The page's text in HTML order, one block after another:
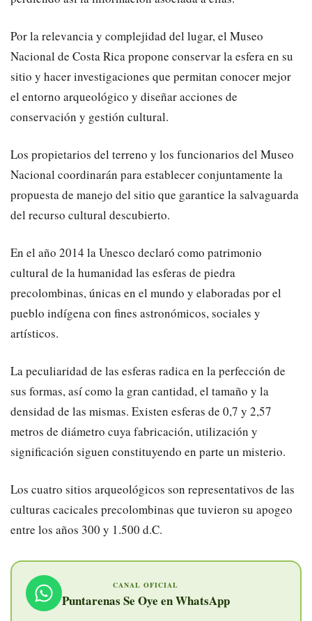
Por la relevancia y complejidad del lugar, el Museo
Nacional de Costa Rica propone conservar la esfera en su
sitio y hacer investigaciones que permitan conocer mejor
el entorno arqueológico y diseñar acciones de
conservación y gestión cultural.
Los propietarios del terreno y los funcionarios del Museo
Nacional coordinarán para establecer conjuntamente la
propuesta de manejo del sitio que garantice la salvaguarda
del recurso cultural descubierto.
En el año 2014 la Unesco declaró como patrimonio
cultural de la humanidad las esferas de piedra
precolombinas, únicas en el mundo y elaboradas por el
pueblo indígena con fines astronómicos, sociales y
artísticos.
La peculiaridad de las esferas radica en la perfección de
sus formas, así como la gran cantidad, el tamaño y la
densidad de las mismas. Existen esferas de 0,7 y 2,57
metros de diámetro cuya fabricación, utilización y
significación siguen constituyendo en parte un misterio.
Los cuatro sitios arqueológicos son representativos de las
culturas cacicales precolombinas que tuvieron su apogeo
entre los años 300 y 1.500 d.C.
CANAL OFICIAL
Puntarenas Se Oye en WhatsApp